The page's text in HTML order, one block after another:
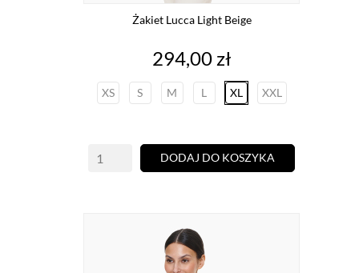
Żakiet Lucca Light Beige
Cena
294,00 zł
XS S M L XL XXL
DODAJ DO KOSZYKA